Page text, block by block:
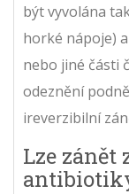
být vyvolána
horké nápoje)
nebo jiné části
odeznění
ireverzibilní
Lze zánět